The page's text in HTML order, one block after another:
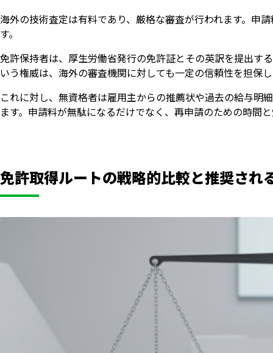
海外の技術査定は有料であり、厳格な審査が行われます。申
す。
免許保持者は、厚生労働省発行の免許証とその英訳を提出す
いう権威は、海外の審査機関に対しても一定の信頼性を担保
これに対し、無資格者は雇用主からの推薦状や過去の給与明
ます。申請料が無駄になるだけでなく、再申請のための時間
免許取得ルートの戦略的比較と推奨され